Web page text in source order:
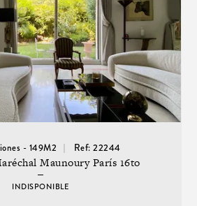
- 149M2 Ref: 22244
Maunoury París 16to
INDISPONIBLE